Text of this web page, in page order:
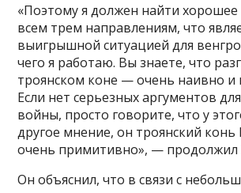
«Поэтому я должен найти
всем трем направлениям, что
выигрышной ситуацией для
чего я работаю. Вы знаете, что
троянском коне — очень наивно и
Если нет серьезных аргументов
войны, просто говорите, что у
другое мнение, он троянский конь
очень примитивно», — продолжил
Он объяснил, что в связи с